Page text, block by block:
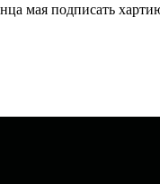
мая подписать